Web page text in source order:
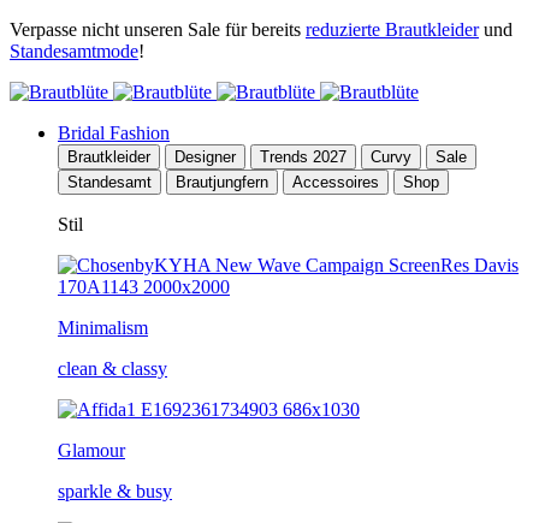
Verpasse nicht unseren Sale für bereits reduzierte Brautkleiderund
Standesamtmode!
Bridal Fashion
Brautkleider Designer Trends 2027 Curvy
Sale
Standesamt
Brautjungfern Accessoires Shop
Stil
Minimalism
clean & classy
Glamour
sparkle & busy